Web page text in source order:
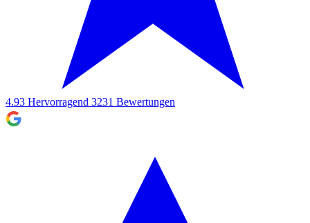
4.93 Hervorragend 3231 Bewertungen